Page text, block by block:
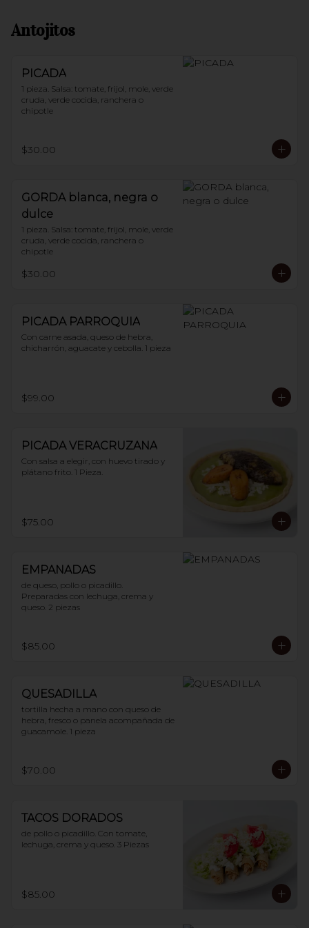
Antojitos
PICADA
1 pieza. Salsa: tomate, frijol, mole, verde
cruda, verde cocida, ranchera o
chipotle
$30.00
GORDA blanca, negra o
dulce
1 pieza. Salsa: tomate, frijol, mole, verde
cruda, verde cocida, ranchera o
chipotle
$30.00
PICADA PARROQUIA
Con carne asada, queso de hebra,
chicharrón, aguacate y cebolla. 1 pieza
$99.00
PICADA VERACRUZANA
Con salsa a elegir, con huevo tirado y
plátano frito. 1 Pieza.
$75.00
EMPANADAS
de queso, pollo o picadillo.
Preparadas con lechuga, crema y
queso. 2 piezas
$85.00
QUESADILLA
tortilla hecha a mano con queso de
hebra, fresco o panela acompañada de
guacamole. 1 pieza
$70.00
TACOS DORADOS
de pollo o picadillo. Con tomate,
lechuga, crema y queso. 3 Piezas
$85.00